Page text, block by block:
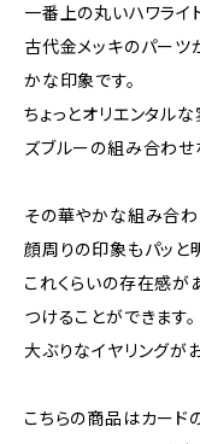
一番上の丸いハワライ
古代金メッキのパーツ
かな印象です。
ちょっとオリエンタル
ズブルーの組み合わせ
その華やかな組み合わ
顔周りの印象もパッと
これくらいの存在感が
つけることができます。
大ぶりなイヤリングが
こちらの商品はカー